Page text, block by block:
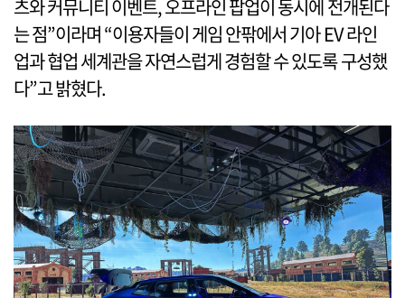
츠와 커뮤니티 이벤트, 오프라인 팝업이 동시에 전개된다
는 점”이라며 “이용자들이 게임 안팎에서 기아 EV 라인
업과 협업 세계관을 자연스럽게 경험할 수 있도록 구성했
다”고 밝혔다.